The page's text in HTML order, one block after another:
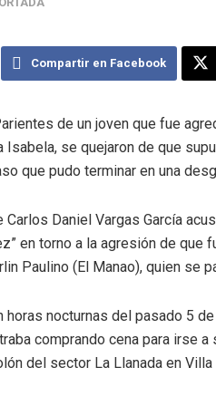
Compartir en Facebook
de un joven que fue
Isabela, se quejaron de que
que pudo terminar en una
Daniel Vargas García
en torno a la agresión de
Paulino (El Manao), quien se
horas nocturnas del pasado 5
comprando cena para irse
del sector La Llanada en